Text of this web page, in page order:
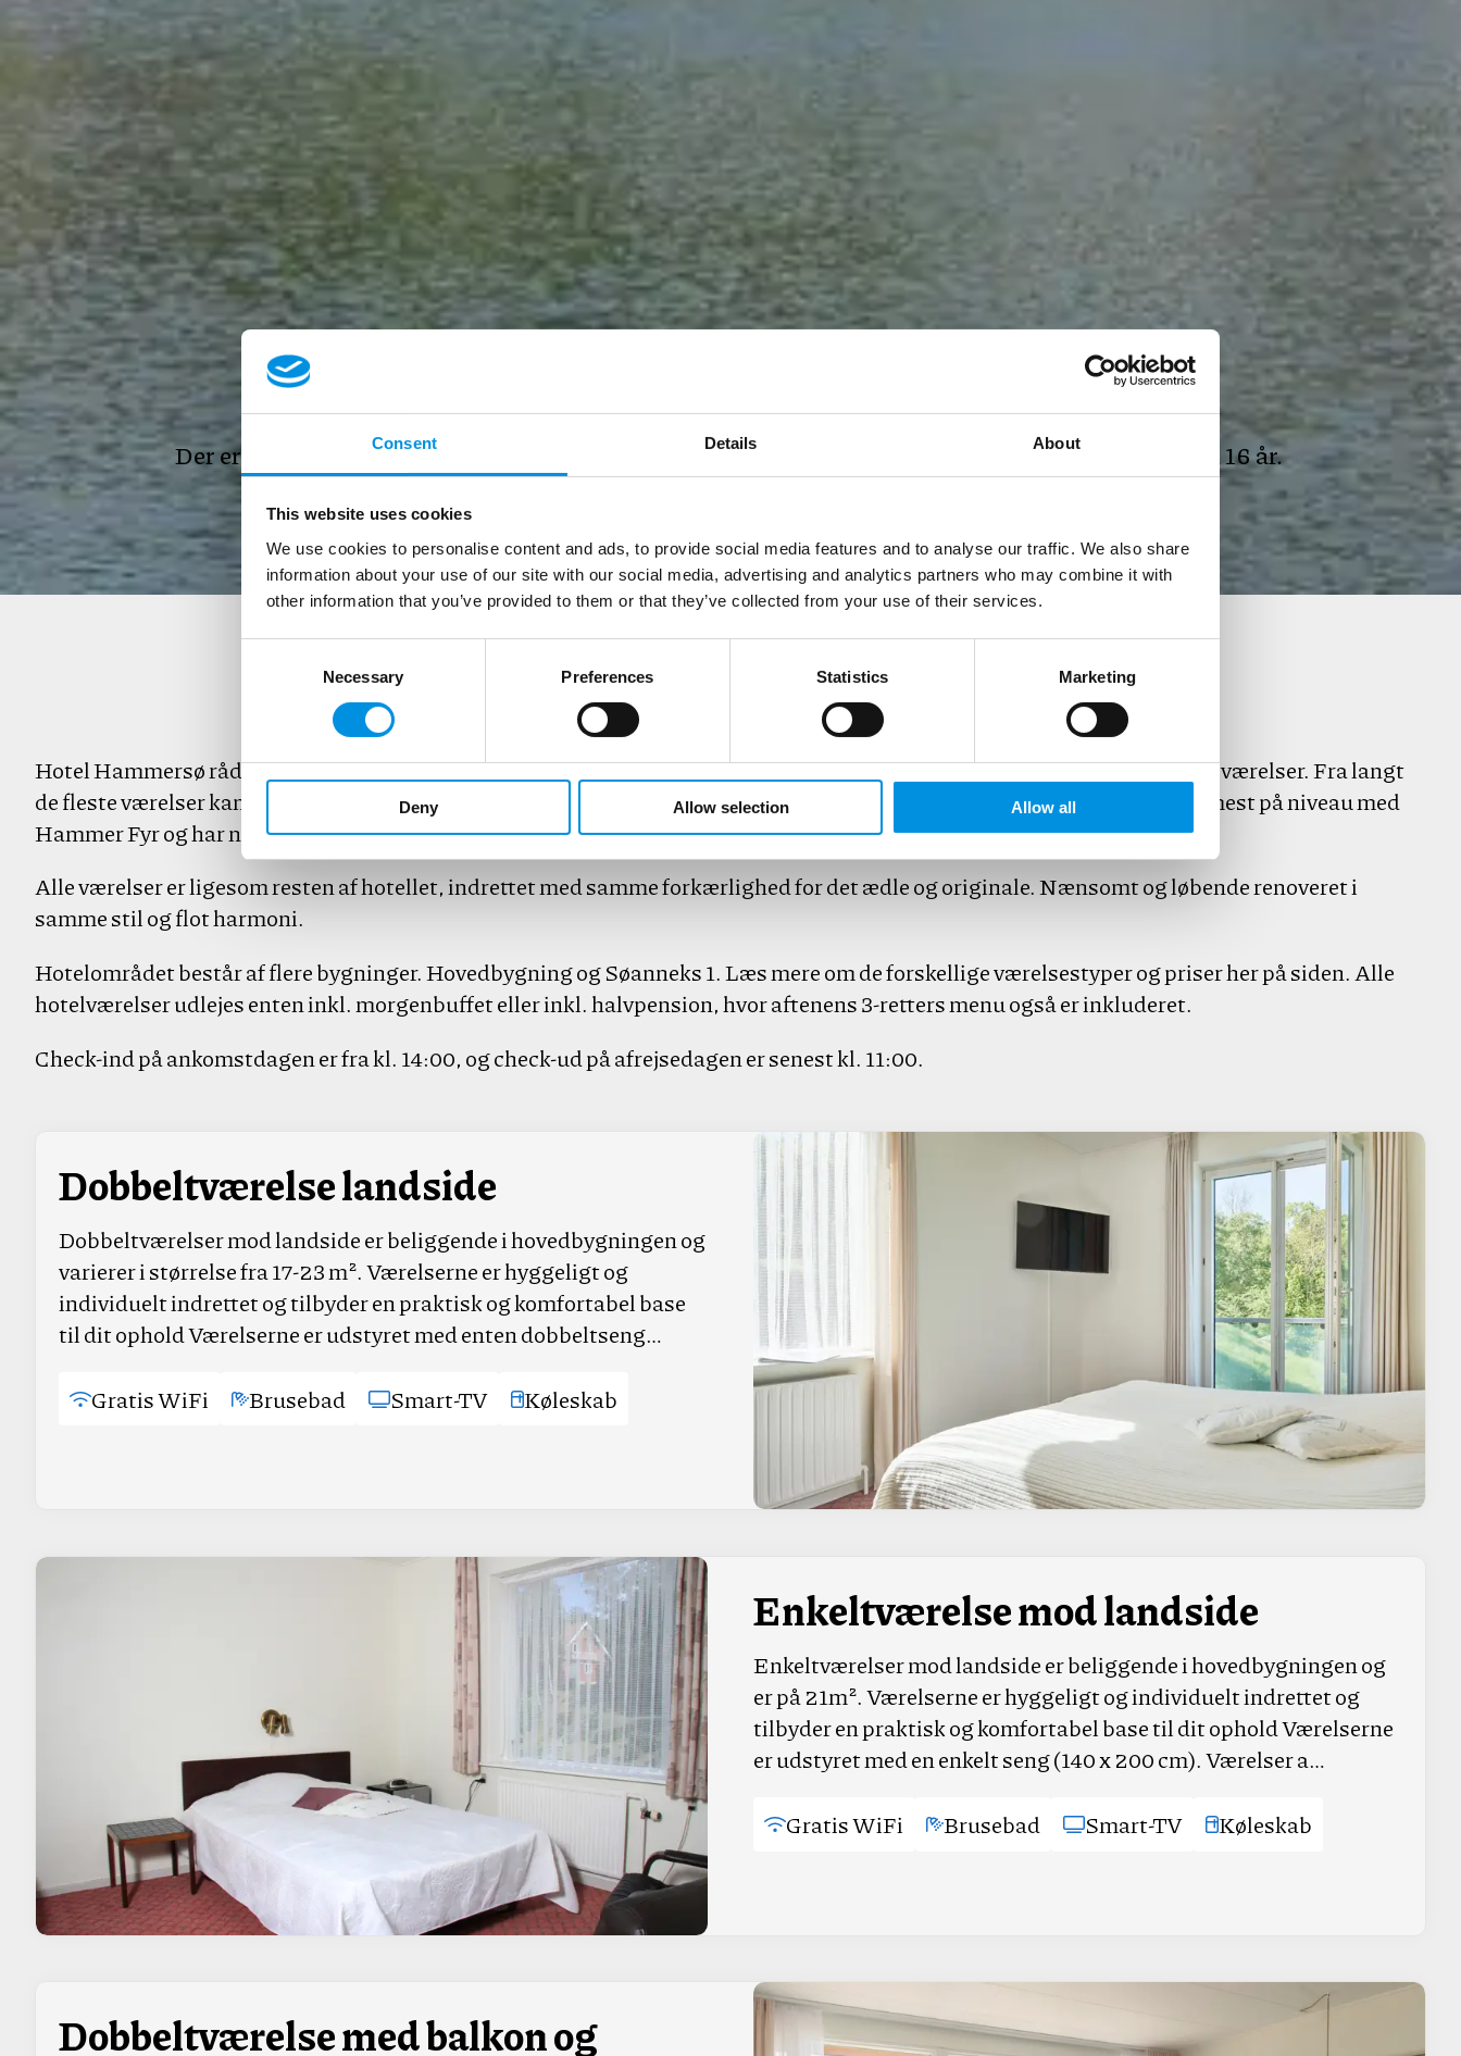
Consent Details About
This website uses cookies
We use cookies to personalise content and ads, to provide social media features and to analyse our traffic. We also share
information about your use of our site with our social media, advertising and analytics partners who may combine it with
other information that you’ve provided to them or that they’ve collected from your use of their services.
Necessary
Preferences Statistics Marketing
Deny Allow selection Allow all
Ferie for voksne i unikke rammer
Der er stor fokus på ro og atmosfære i særklasse. Derfor skal alle gæster på hotellet være minimum 16 år.
Ankomstdato Afrejsedato Personer over 16 år
Hotel Hammersø råder i alt over 45 hyggelige og individuelt indrettede hotelværelser fordelt på dobbeltværelser og enkeltværelser. Fra langt
de fleste værelser kan du nyde den betagende udsigt over Hammersø og Hammerens klipper. Fra øverste etage er du nærmest på niveau med
Hammer Fyr og har næsten kig til Østersøen.
Alle værelser er ligesom resten af hotellet, indrettet med samme forkærlighed for det ædle og originale. Nænsomt og løbende renoveret i
samme stil og flot harmoni.
Hotelområdet består af flere bygninger. Hovedbygning og Søanneks 1. Læs mere om de forskellige værelsestyper og priser her på siden. Alle
hotelværelser udlejes enten inkl. morgenbuffet eller inkl. halvpension, hvor aftenens 3-retters menu også er inkluderet.
Check-ind på ankomstdagen er fra kl. 14:00, og check-ud på afrejsedagen er senest kl. 11:00.
Dobbeltværelse landside
Dobbeltværelser mod landside er beliggende i hovedbygningen og
varierer i størrelse fra 17-23 m². Værelserne er hyggeligt og
individuelt indrettet og tilbyder en praktisk og komfortabel base
til dit ophold Værelserne er udstyret med enten dobbeltseng…
Gratis WiFi Brusebad Smart-TV Køleskab
Enkeltværelse mod landside
Enkeltværelser mod landside er beliggende i hovedbygningen og
er på 21m². Værelserne er hyggeligt og individuelt indrettet og
tilbyder en praktisk og komfortabel base til dit ophold Værelserne
er udstyret med en enkelt seng (140 x 200 cm). Værelser a…
Gratis WiFi Brusebad Smart-TV Køleskab
Dobbeltværelse med balkon og